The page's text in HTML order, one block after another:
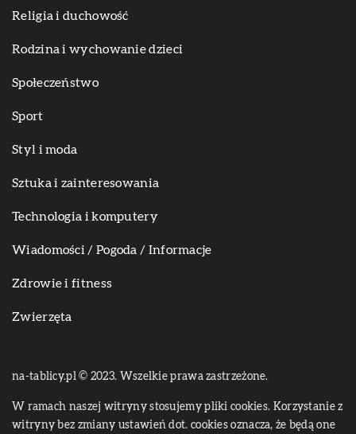
Religia i duchowość
Rodzina i wychowanie dzieci
Społeczeństwo
Sport
Styl i moda
Sztuka i zainteresowania
Technologia i komputery
Wiadomości / Pogoda / Informacje
Zdrowie i fitness
Zwierzęta
na-tablicy.pl © 2023. Wszelkie prawa zastrzeżone.
W ramach naszej witryny stosujemy pliki cookies. Korzystanie z
witryny bez zmiany ustawień dot. cookies oznacza, że będą one